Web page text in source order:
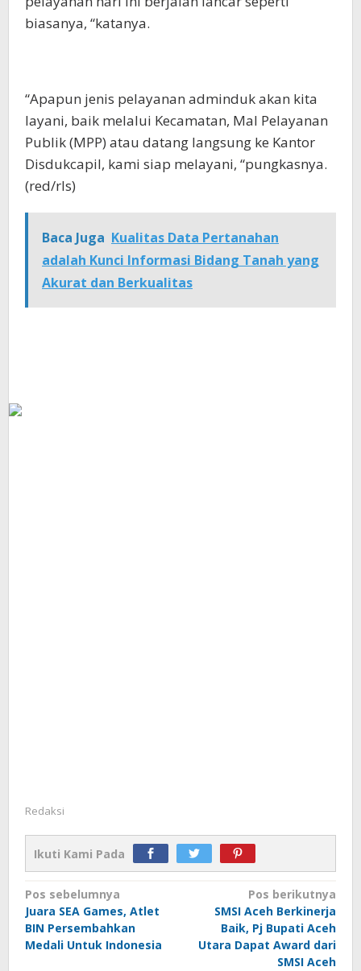
biasanya, “katanya.
“Apapun jenis pelayanan adminduk akan kita
layani, baik melalui Kecamatan, Mal Pelayanan
Publik (MPP) atau datang langsung ke Kantor
Disdukcapil, kami siap melayani, “pungkasnya.
(red/rls)
Baca Juga Kualitas Data Pertanahan
adalah Kunci Informasi Bidang Tanah yang
Akurat dan Berkualitas
Redaksi
Ikuti Kami Pada
Navigasi
pos
Pos sebelumnya
Juara SEA Games, Atlet
BIN Persembahkan
Medali Untuk Indonesia
Pos berikutnya
SMSI Aceh Berkinerja
Baik, Pj Bupati Aceh
Utara Dapat Award dari
SMSI Aceh